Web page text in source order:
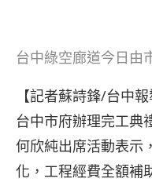
台中綠空廊道今日由
【記者蘇詩鋒/台中
台中市府辦理完工典
何欣純出席活動表示
化，工程經費全額補